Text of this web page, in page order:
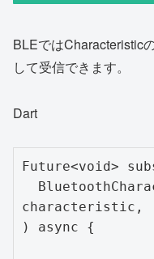
BLEではCharacteristic
して受信できます。
Dart
Future<void>
characteristic,
) async {